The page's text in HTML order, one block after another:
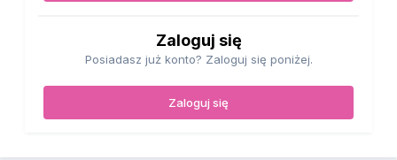
Zaloguj się
Posiadasz już konto? Zaloguj się poniżej.
Zaloguj się